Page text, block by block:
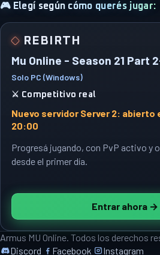
🎮 Elegí según cómo querés jugar:
REBIRTH
Mu Online - Season 21 Part
Solo PC (Windows)
⚔️ Competitivo real
Nuevo servidor Server 2: abierto
20:00
Progresá jugando, con PvP activo y
desde el primer día.
Entrar ahora →
Armus MU Online. Todos los derechos
Discord
Facebook Instagram